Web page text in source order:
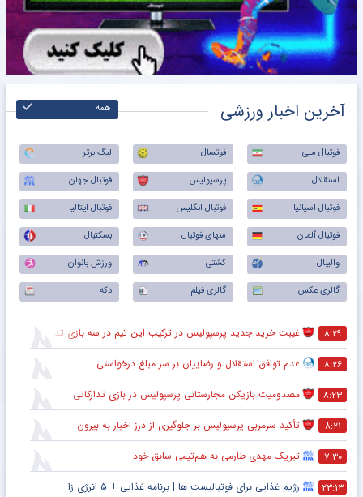
آخرین اخبار ورزشی همه
فوتبال ملی فوتسال
لیگ برتر
استقلال
پرسپولیس
فوتبال جهان
فوتبال اسپانیا
فوتبال انگلیس
فوتبال ایتالیا
فوتبال آلمان
منهای فوتبال
بسکتبال
والیبال
کشتی
ورزش بانوان
گالری عکس
گالری فیلم دکه
۸:۲۹ غیبت خرید جدید پرسپولیس در ترکیب این تیم در سه بازی تدارکاتی
۸:۲۶ عدم توافق استقلال و رضاییان بر سر مبلغ درخواستی
۸:۲۳ مصدومیت بازیکن مجارستانی پرسپولیس در بازی تدارکاتی
۸:۲۱ تأکید سرمربی پرسپولیس بر جلوگیری از درز اخبار به بیرون
۷:۳۰ تبریک مهدی طارمی به هم‌تیمی سابق خود
۲۳:۱۳ رژیم غذایی برای فوتبالیست ها | برنامه غذایی + ۵ انرژی زا